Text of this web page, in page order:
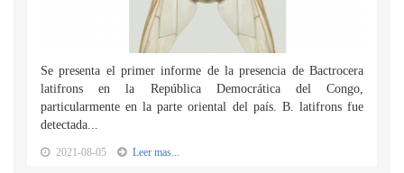
Se presenta el primer informe de la presencia de Bactrocera
latifrons en la República Democrática del Congo,
particularmente en la parte oriental del país. B. latifrons fue
detectada...
2021-08-05 Leer mas...